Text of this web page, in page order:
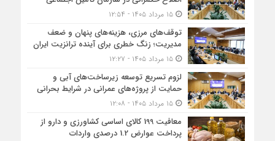
۱۵ مرداد ۱۴۰۵ - ۱۲:۵۴
توقف‌های مرزی، هزینه‌های پنهان و ضعف
مدیریت؛ زنگ خطری برای آینده ترانزیت ایران
۱۵ مرداد ۱۴۰۵ - ۱۲:۲۷
لزوم تسریع توسعه زیرساخت‌های آبی و
حمایت از پروژه‌های عمرانی در شرایط بحرانی
۱۵ مرداد ۱۴۰۵ - ۱۲:۰۸
معافیت 199 کالای اساسی کشاورزی و دارو از
پرداخت عوارض 1.2 درصدی واردات